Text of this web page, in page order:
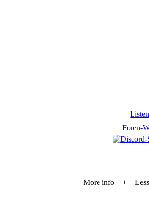
Listen
Foren-
More info + + +